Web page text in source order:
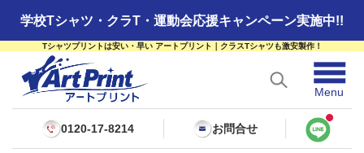
学校Tシャツ・クラT・運動会応援キャンペーン実施中!!
Tシャツプリントは安い・早い アートプリント｜クラスTシャツも激安製作！
☰
Menu
0120-17-8214 お問合せ